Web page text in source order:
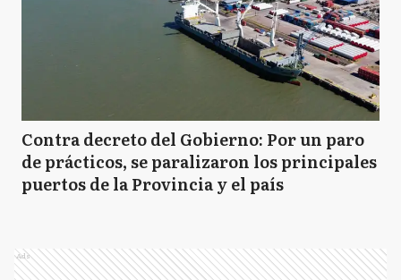
Contra decreto del Gobierno: Por un paro
de prácticos, se paralizaron los principales
puertos de la Provincia y el país
Ads